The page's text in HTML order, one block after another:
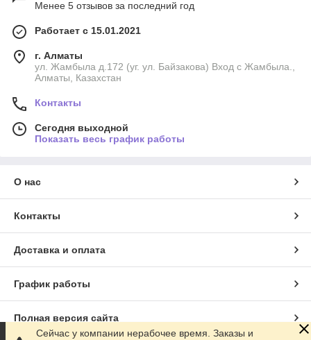
Менее 5 отзывов за последний год
Работает с 15.01.2021
г. Алматы
ул. Жамбыла д.172 (уг. ул. Байзакова) Вход с Жамбыла.,
Алматы, Казахстан
Контакты
Сегодня выходной
Показать весь график работы
О нас
Контакты
Доставка и оплата
График работы
Полная версия сайта
Сейчас у компании нерабочее время. Заказы и